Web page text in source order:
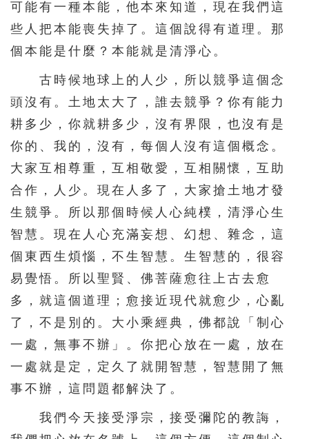
可能有一種本能，他本來知道，現在我們這
些人把本能喪失掉了。這個說得有道理。那
個本能是什麼？本能就是清淨心。
古時候地球上的人少，所以競爭這個念
頭沒有。土地太大了，誰去競爭？你有能力
耕多少，你就耕多少，沒有界限，也沒有是
你的、我的，沒有，每個人沒有這個概念。
大家互相尊重，互相敬愛，互相關懷，互助
合作，人少。現在人多了，大家搶土地才發
生競爭。所以那個時候人心純樸，清淨心生
智慧。現在人心充滿妄想、幻想、雜念，這
個東西生煩惱，不生智慧。生智慧的，很容
易覺悟。所以聖賢、佛菩薩愈往上古去愈
多，就這個道理；愈接近現代就愈少，心亂
了，不是別的。大小乘經典，佛都說「制心
一處，無事不辦」。你把心放在一處，放在
一處就是定，定久了就開智慧，智慧開了無
事不辦，這問題都解決了。
我們今天接受淨宗，接受彌陀的教誨，